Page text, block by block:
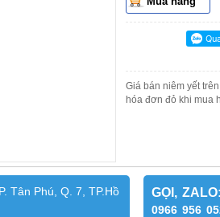
Giá bán niêm yết
hóa đơn đỏ khi mua
Tân Phú, Q. 7, TP.Hồ
GỌI, ZALO:
0966 956